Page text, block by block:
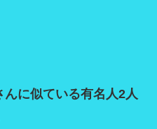
に似ている有名人2人